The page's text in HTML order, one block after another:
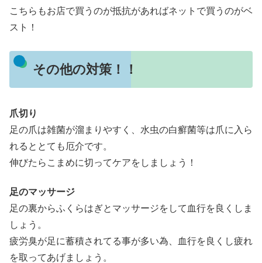
こちらもお店で買うのが抵抗があればネットで買うのがベ
スト！
その他の対策！！
爪切り
足の爪は雑菌が溜まりやすく、水虫の白癬菌等は爪に入ら
れるととても厄介です。
伸びたらこまめに切ってケアをしましょう！
足のマッサージ
足の裏からふくらはぎとマッサージをして血行を良くしま
しょう。
疲労臭が足に蓄積されてる事が多い為、血行を良くし疲れ
を取ってあげましょう。